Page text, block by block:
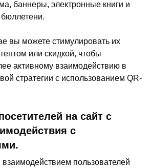
баннеры, электронные книги и
вы можете стимулировать их
или скидкой, чтобы
активному взаимодействию в
стратегии с использованием QR-
на сайт с
с
пользователей